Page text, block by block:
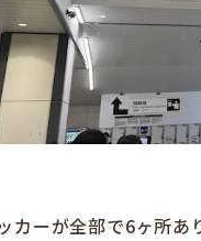
カーが全部で6ヶ所